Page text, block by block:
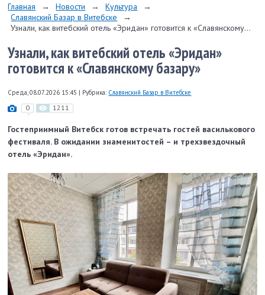
Главная → Новости → Культура
→
Славянский Базар в Витебске
→
Узнали, как витебский отель «Эридан» готовится к «Славянскому...
Узнали, как витебский отель «Эридан»
готовится к «Славянскому базару»
Среда, 08.07.2026 15:45 | Рубрика: Славянский Базар в Витебске
0 1211
Гостеприимный Витебск готов встречать гостей василькового
фестиваля. В ожидании знаменитостей – и трехзвездочный
отель «Эридан».